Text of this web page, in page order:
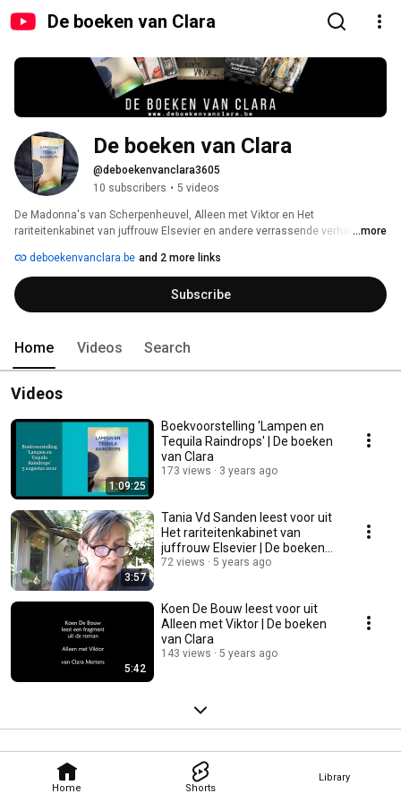
De boeken van Clara
Home Shorts
Library
De boeken van Clara
@deboekenvanclara3605
10 subscribers • 5 videos
De Madonna's van Scherpenheuvel, Alleen met Viktor en Het
rariteitenkabinet van juffrouw Elsevier en andere verrassende verhalen zijn
vreugde, hoop en duisternis aftast.
...more
deboekenvanclara.be and 2 more links
Subscribe
Home Videos Search
Videos
1:09:25
Boekvoorstelling 'Lampen en
Tequila Raindrops' | De boeken
van Clara
173 views 3 years ago
3:57
Tania Vd Sanden leest voor uit
Het rariteitenkabinet van
juffrouw Elsevier | De boeken
van Clara
72 views 5 years ago
5:42
Koen De Bouw leest voor uit
Alleen met Viktor | De boeken
van Clara
143 views 5 years ago